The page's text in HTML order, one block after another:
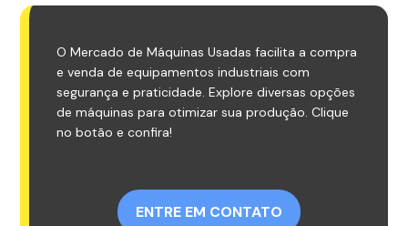
O Mercado de Máquinas Usadas facilita a compra
e venda de equipamentos industriais com
segurança e praticidade. Explore diversas opções
de máquinas para otimizar sua produção. Clique
no botão e confira!
ENTRE EM CONTATO